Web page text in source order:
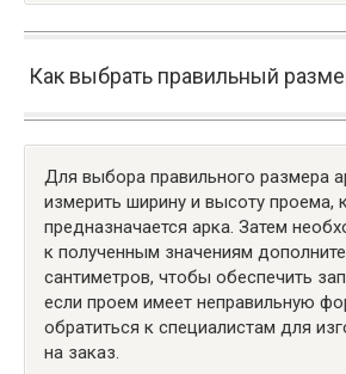
Как выбрать правильный
Для выбора правильного размера
измерить ширину и высоту проема,
предназначается арка. Затем
к полученным значениям
сантиметров, чтобы обеспечить
если проем имеет неправильную
обратиться к специалистам для
на заказ.